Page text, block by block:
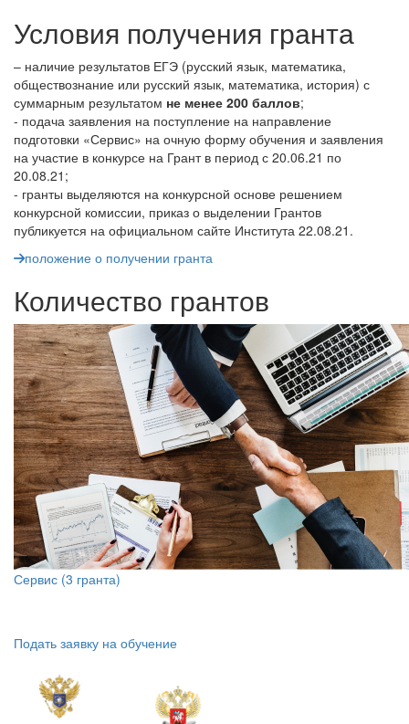
Условия получения гранта
– наличие результатов ЕГЭ (русский язык, математика,
обществознание или русский язык, математика, история) с
суммарным результатом не менее 200 баллов;
- подача заявления на поступление на направление
подготовки «Сервис» на очную форму обучения и заявления
на участие в конкурсе на Грант в период с 20.06.21 по
20.08.21;
- гранты выделяются на конкурсной основе решением
конкурсной комиссии, приказ о выделении Грантов
публикуется на официальном сайте Института 22.08.21.
положение о получении гранта
Количество грантов
Сервис (3 гранта)
Подать заявку на обучение